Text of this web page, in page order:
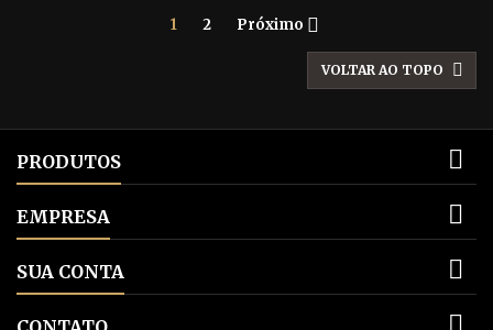
1 2 Próximo 
VOLTAR AO TOPO 
PRODUTOS 
EMPRESA 
SUA CONTA 
